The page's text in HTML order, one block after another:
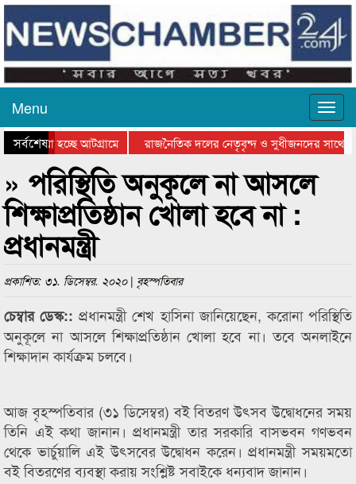
Menu
সর্বশেষ
যাওয়া হচ্ছে আটগ্রামে
রাজনৈতিক দলের নেতৃবৃন্দ ও সুধীজনদের সাথে
পুরস্কার বিতরণ সম্পন্ন
» পরিস্থিতি অনুকূলে না আসলে
শিক্ষাপ্রতিষ্ঠান খোলা হবে না :
প্রধানমন্ত্রী
প্রকাশিত: ৩১. ডিসেম্বর. ২০২০ | বৃহস্পতিবার
চেম্বার ডেস্ক::প্রধানমন্ত্রী শেখ হাসিনা জানিয়েছেন, করোনা পরিস্থিতি
অনুকূলে না আসলে শিক্ষাপ্রতিষ্ঠান খোলা হবে না। তবে অনলাইনে
শিক্ষাদান কার্যক্রম চলবে।
আজ বৃহস্পতিবার (৩১ ডিসেম্বর) বই বিতরণ উৎসব উদ্বোধনের সময়
তিনি এই কথা জানান। প্রধানমন্ত্রী তার সরকারি বাসভবন গণভবন
থেকে ভার্চুয়ালি এই উৎসবের উদ্বোধন করেন। প্রধানমন্ত্রী সময়মতো
বই বিতরণের ব্যবস্থা করায় সংশ্লিষ্ট সবাইকে ধন্যবাদ জানান।